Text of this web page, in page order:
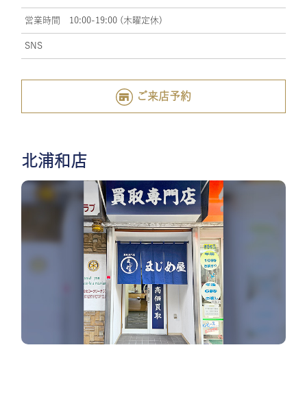
営業時間 10:00-19:00 (木曜定休)
SNS
ご来店予約
北浦和店